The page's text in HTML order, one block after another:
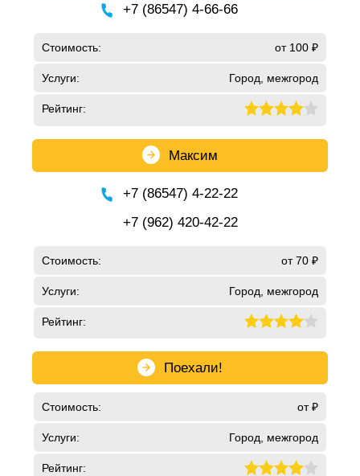
+7 (86547) 4-66-66
Стоимость: от 100 ₽
Услуги: Город, межгород
Рейтинг:
Максим
+7 (86547) 4-22-22
+7 (962) 420-42-22
Стоимость: от 70 ₽
Услуги: Город, межгород
Рейтинг:
Поехали!
Стоимость: от ₽
Услуги: Город, межгород
Рейтинг: